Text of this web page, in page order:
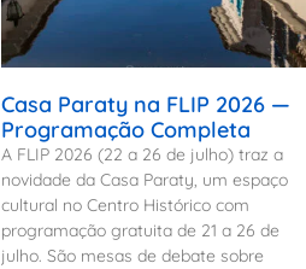
Casa Paraty na FLIP 2026 —
Programação Completa
A FLIP 2026 (22 a 26 de julho) traz a
novidade da Casa Paraty, um espaço
cultural no Centro Histórico com
programação gratuita de 21 a 26 de
julho. São mesas de debate sobre